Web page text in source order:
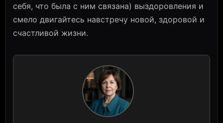
себя, что была с ним связана) выздоровления и
смело двигайтесь навстречу новой, здоровой и
счастливой жизни.